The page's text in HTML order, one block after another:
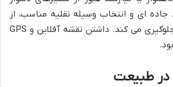
جاده ای و انتخاب وسیله نقلیه مناسب، از
بروز مشکلات احتمالی جلوگیری می کند. داشتن نقشه آفلاین و GPS
در طبیعت